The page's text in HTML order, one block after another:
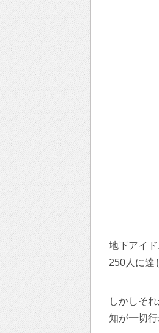
地下アイ
250人に達
しかしそ
知が一切行